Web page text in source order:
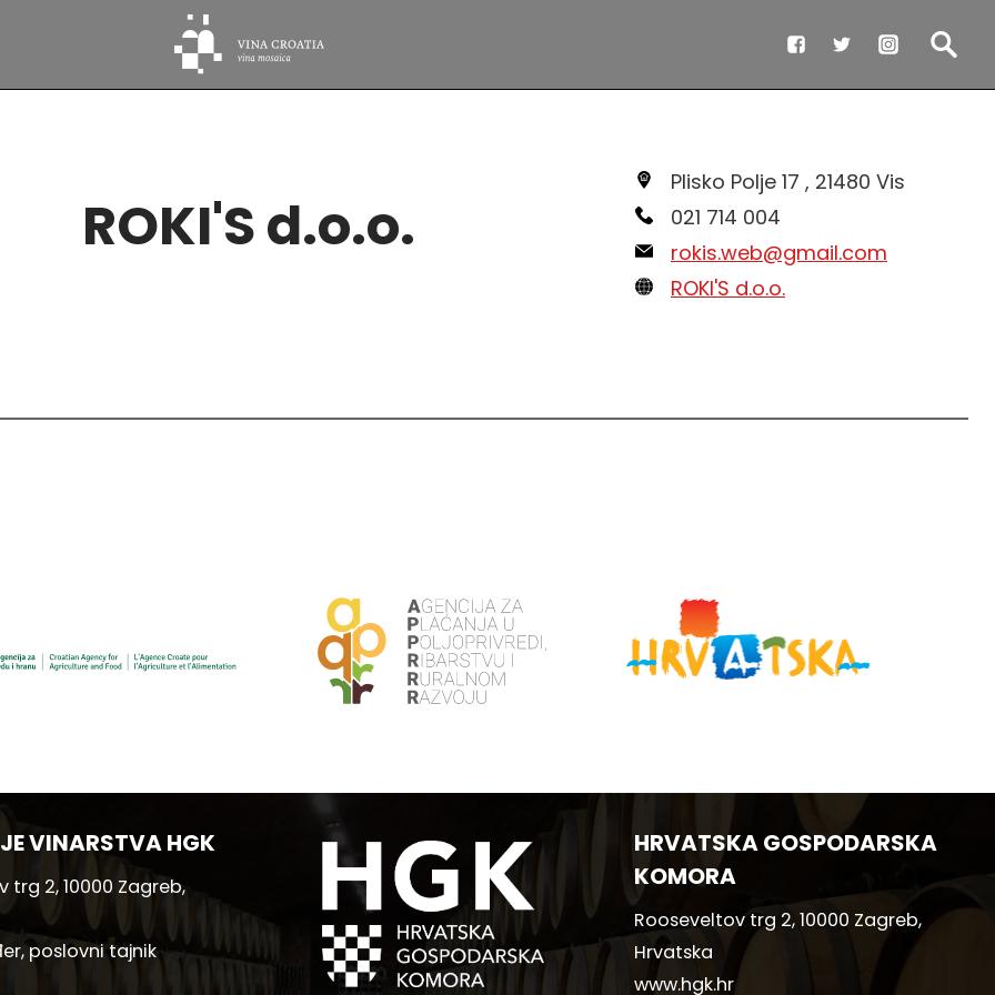
ROKI'S d.o.o.
Plisko Polje 17 , 21480 Vis
021 714 004
rokis.web@gmail.com
ROKI'S d.o.o.
VINARSTVA HGK
trg 2, 10000 Zagreb,
poslovni tajnik
HRVATSKA GOSPODARSKA
KOMORA
Rooseveltov trg 2, 10000 Zagreb,
Hrvatska
www.hgk.hr